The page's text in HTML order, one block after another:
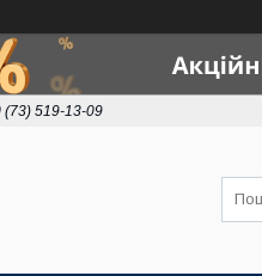
(73) 519-13-09